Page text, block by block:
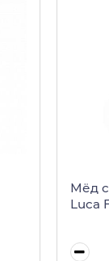
Мёд с
Luca